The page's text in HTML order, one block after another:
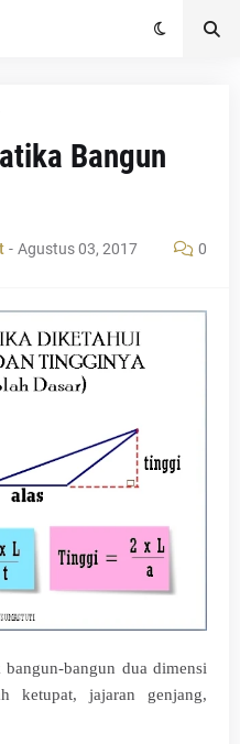
Bangun
- Agustus 03, 2017 0
bangun dua dimensi
ketupat, jajaran genjang,